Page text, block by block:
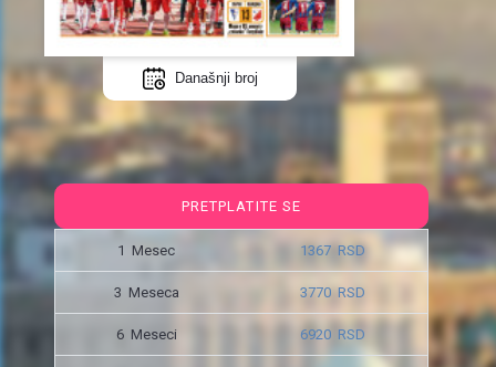
Današnji broj
PRETPLATITE SE
1 Mesec 1367 RSD
3 Meseca 3770 RSD
6 Meseci 6920 RSD